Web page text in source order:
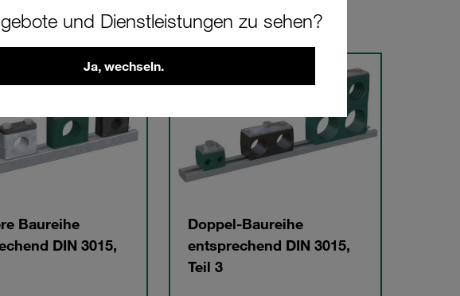
und Dienstleistungen zu sehen?
Ja, wechseln.
Baureihe
DIN 3015,
Doppel-Baureihe
entsprechend DIN 3015,
Teil 3